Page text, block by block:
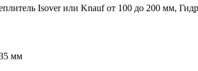
Isover или Knauf от 100 до 200 мм,
мм